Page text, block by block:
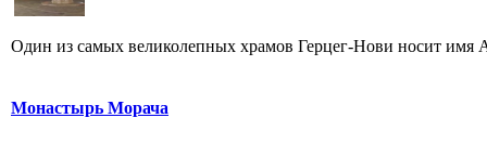
Один из самых великолепных храмов Герцег-Нови носит имя
Монастырь Морача